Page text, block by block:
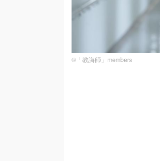
©「教誨師」members